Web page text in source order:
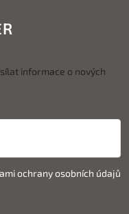
informace o nových
ochrany osobních údajů